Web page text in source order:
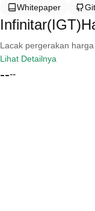
Whitepaper
Lacak pergerakan
Lihat Detailnya
----